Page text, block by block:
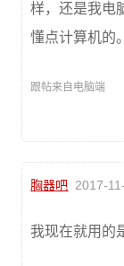
样，还是我电
懂点计算机的。
跟帖来自电脑端
胸器吧 2017-
我现在就用的